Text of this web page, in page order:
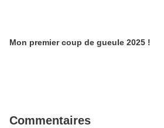
Mon premier coup de gueule 2025 !
Commentaires